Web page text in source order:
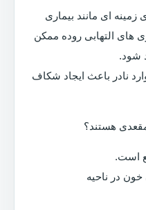
زمینه ای مانند بیماری
های التهابی روده ممکن
شود.
نادر باعث ایجاد شکاف
هستند؟
است.
در ناحیه